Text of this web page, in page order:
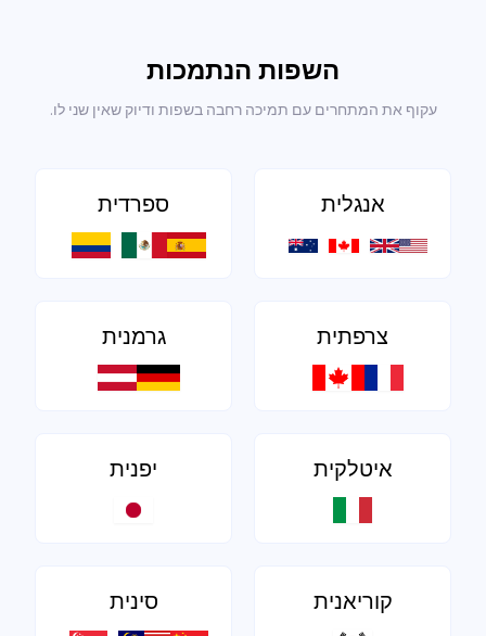
השפות הנתמכות
עקוף את המתחרים עם תמיכה רחבה בשפות ודיוק שאין שני לו.
אנגלית ספרדית
צרפתית גרמנית
איטלקית יפנית
קוריאנית סינית